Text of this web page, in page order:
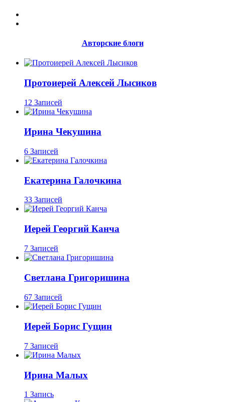
Авторские блоги
Протоиерей Алексей Лысиков
12 Записей
Ирина Чекушина
6 Записей
Екатерина Галочкина
33 Записей
Иерей Георгий Канча
7 Записей
Светлана Григоришина
67 Записей
Иерей Борис Гущин
7 Записей
Ирина Малых
1 Запись